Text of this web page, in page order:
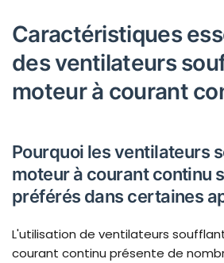
Caractéristiques
des ventilateurs
moteur à courant
Pourquoi les ventilateurs
moteur à courant continu
préférés dans certaines
L'utilisation de ventilateurs
courant continu présente de